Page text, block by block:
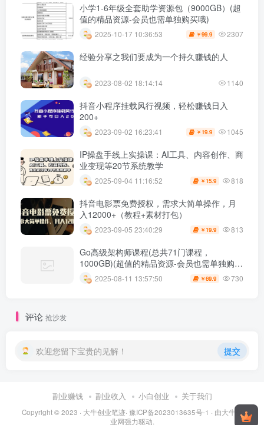
小学1-6年级全套助学资源包（9000GB）(超
值的精品资源-会员也需单独购买哦)
2025-10-17 10:36:53 ￥99.9 2307
经验分享之我们要成为一个持久赚钱的人
2023-08-02 18:14:14 1140
抖音小程序挂载风行视频，轻松赚钱日入
200+
2023-09-02 16:23:41 ￥ 19.9 1045
IP操盘手线上实操课：AI工具、内容创作、商
业变现等20节系统教学
2025-09-04 11:16:52 ￥ 15.9 818
抖音电影票免费授权，需求大简单操作，月
入12000+（教程+素材打包）
2023-09-05 23:40:29 ￥ 19.9 813
Go高级架构师课程(总共71门课程，
1000GB)(超值的精品资源-会员也需单独购买
哦)
2025-08-11 13:57:50 ￥69.9 730
评论 抢沙发
欢迎您留下宝贵的见解！ 提交
副业赚钱 副业收入 小白创业 关于我们
Copyright © 2023 · 大牛创业笔迹· 豫ICP备2023013635号-1 · 由大牛创
业网强力驱动.